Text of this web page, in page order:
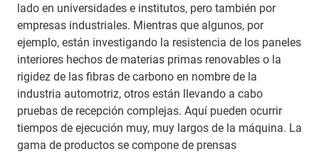
lado en universidades e institutos, pero también por
empresas industriales. Mientras que algunos, por
ejemplo, están investigando la resistencia de los paneles
interiores hechos de materias primas renovables o la
rigidez de las fibras de carbono en nombre de la
industria automotriz, otros están llevando a cabo
pruebas de recepción complejas. Aquí pueden ocurrir
tiempos de ejecución muy, muy largos de la máquina. La
gama de productos se compone de prensas